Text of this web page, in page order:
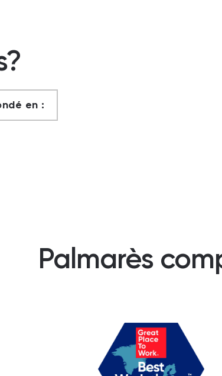
en :
Palmarès